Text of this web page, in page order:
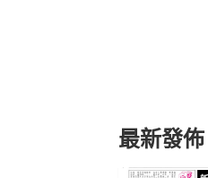
最新發佈